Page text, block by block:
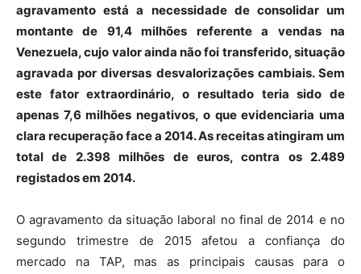
agravamento está a necessidade de consolidar um
montante de 91,4 milhões referente a vendas na
Venezuela, cujo valor ainda não foi transferido, situação
agravada por diversas desvalorizações cambiais. Sem
este fator extraordinário, o resultado teria sido de
apenas 7,6 milhões negativos, o que evidenciaria uma
clara recuperação face a 2014. As receitas atingiram um
total de 2.398 milhões de euros, contra os 2.489
registados em 2014.
O agravamento da situação laboral no final de 2014 e no
segundo trimestre de 2015 afetou a confiança do
mercado na TAP, mas as principais causas para o